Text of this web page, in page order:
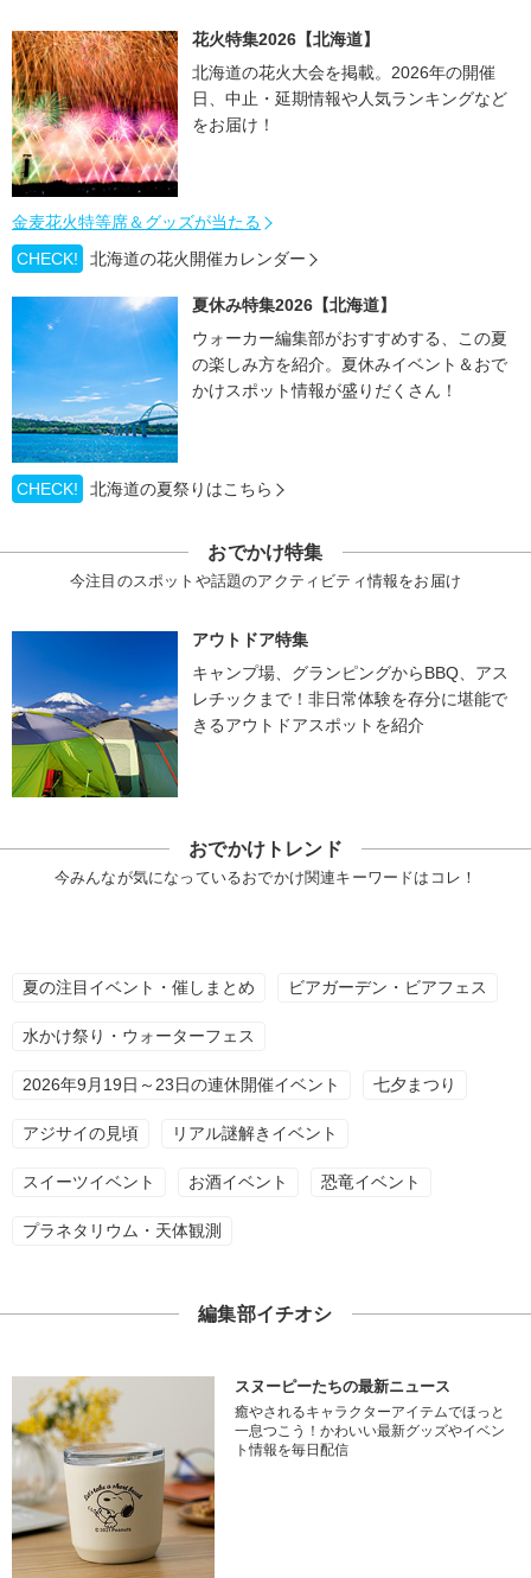
花火特集2026【北海道】
北海道の花火大会を掲載。2026年の開催
日、中止・延期情報や人気ランキングなど
をお届け！
金麦花火特等席＆グッズが当たる
CHECK!
北海道の花火開催カレンダー
夏休み特集2026【北海道】
ウォーカー編集部がおすすめする、この夏
の楽しみ方を紹介。夏休みイベント＆おで
かけスポット情報が盛りだくさん！
CHECK! 北海道の夏祭りはこちら
おでかけ特集
今注目のスポットや話題のアクティビティ情報をお届け
アウトドア特集
キャンプ場、グランピングからBBQ、アス
レチックまで！非日常体験を存分に堪能で
きるアウトドアスポットを紹介
おでかけトレンド
今みんなが気になっているおでかけ関連キーワードはコレ！
夏の注目イベント・催しまとめ ビアガーデン・ビアフェス
水かけ祭り・ウォーターフェス
2026年9月19日～23日の連休開催イベント 七夕まつり
アジサイの見頃 リアル謎解きイベント
スイーツイベント お酒イベント 恐竜イベント
プラネタリウム・天体観測
編集部イチオシ
スヌーピーたちの最新ニュース
癒やされるキャラクターアイテムでほっと
一息つこう！かわいい最新グッズやイベン
ト情報を毎日配信